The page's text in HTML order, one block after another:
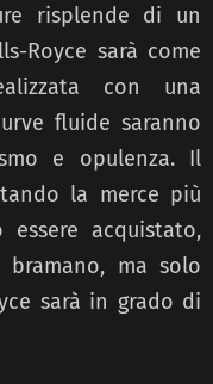
risplende di un
Royce sarà come
con una
fluide saranno
e opulenza. Il
la merce più
acquistato,
ma solo
sarà in grado di